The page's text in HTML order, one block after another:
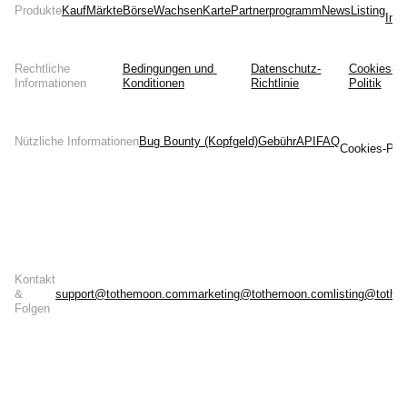
ProdukteKaufMärkteBörseWachsenKartePartnerprogramm News Listing
Rechtliche
Informationen
Bedingungen und
Konditionen
Datenschutz-
Richtlinie
Cookies-
Politik
Nützliche InformationenBug Bounty (Kopfgeld)GebührAPI FAQ
Cookies-
Kontakt
&
Folgen
support@tothemoon.commarketing@tothemoon.com